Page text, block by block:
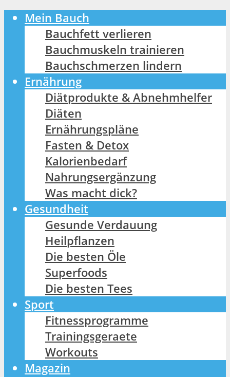
Mein Bauch
Bauchfett verlieren
Bauchmuskeln trainieren
Bauchschmerzen lindern
Ernährung
Diätprodukte & Abnehmhelfer
Diäten
Ernährungspläne
Fasten & Detox
Kalorienbedarf
Nahrungsergänzung
Was macht dick?
Gesundheit
Gesunde Verdauung
Heilpflanzen
Die besten Öle
Superfoods
Die besten Tees
Sport
Fitnessprogramme
Trainingsgeraete
Workouts
Magazin